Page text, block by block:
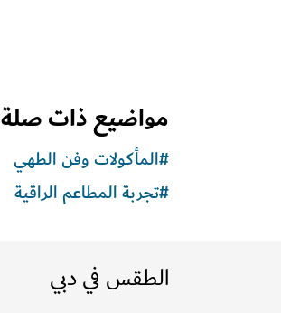
مواضيع ذات صلة
#المأكولات وفن الطهي
#تجربة المطاعم الراقية
الطقس في دبي